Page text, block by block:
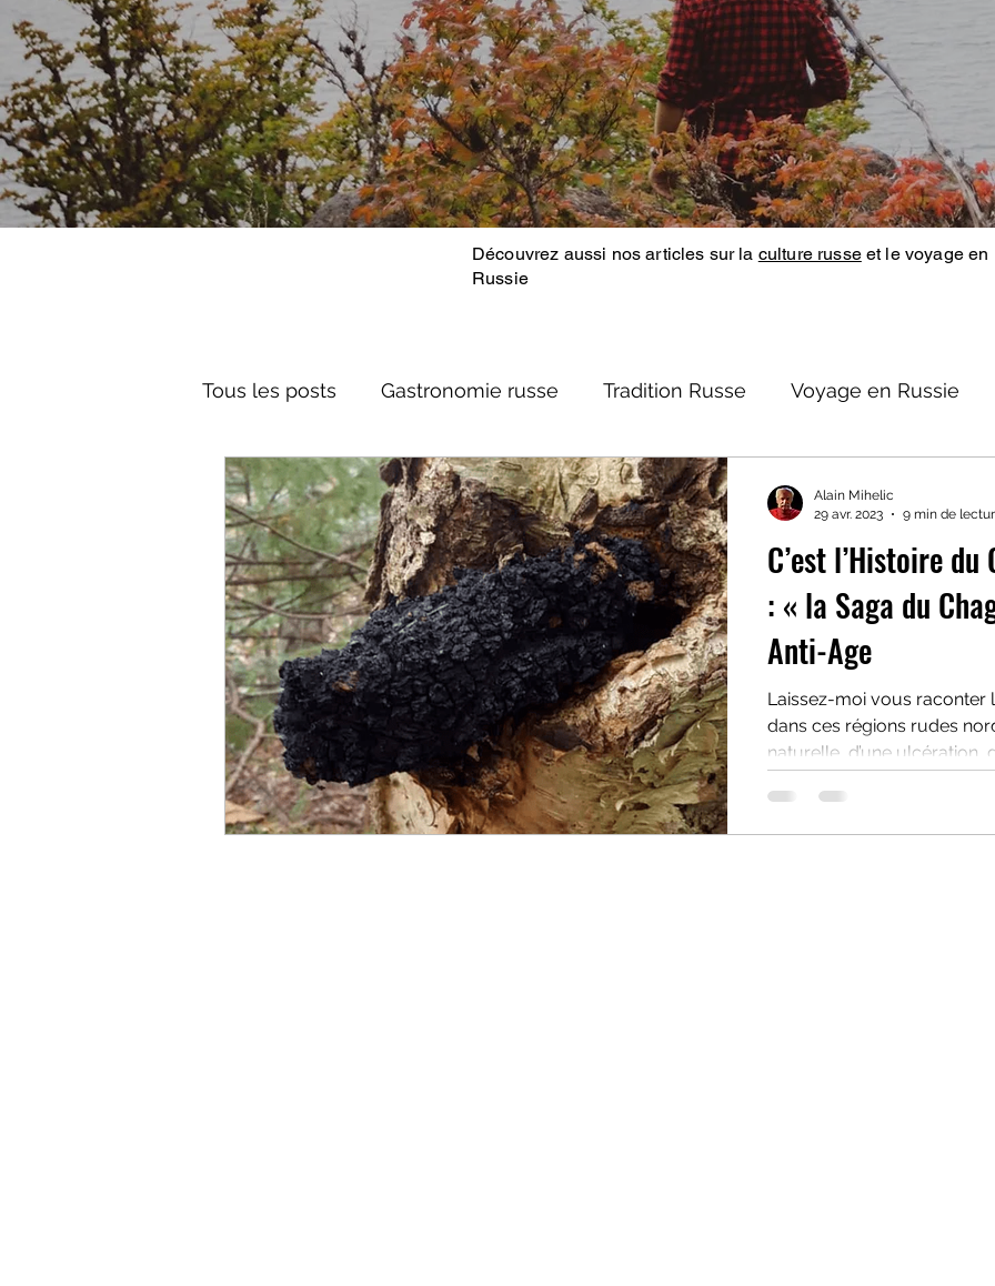
Découvrez aussi nos articles sur la culture russeet le voyage en
Russie
Tous les posts Gastronomie russe Tradition Russe Voyage en Russie
Société russe Architecture russe Religions et Mythologies
Culture russe conte fantastique
C’est l’Histoire
: « la Saga du
Anti-Age
Laissez-moi vous raconter
dans ces régions rudes
naturelle, d’une ulcération,
plantes ont toujours attiré
trouver quelque secret ou
Alain Mihelic
29 avr. 2023
9 min de